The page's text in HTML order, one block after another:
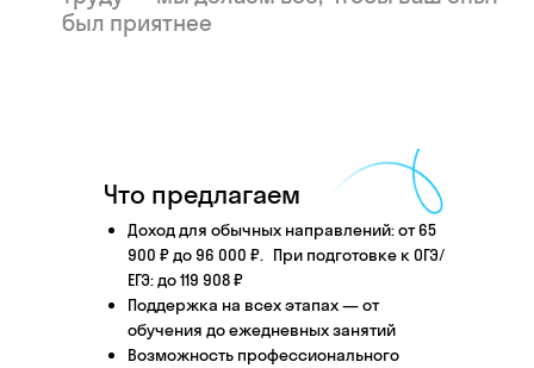
Что предлагаем
Доход для обычных направлений: от 65
900 ₽ до 96 000 ₽. При подготовке к ОГЭ/
ЕГЭ: до 119 908 ₽
Поддержка на всех этапах — от
обучения до ежедневных занятий
Возможность профессионального
после того, как вы
оставите заявку
Английский язык Школьные предметы